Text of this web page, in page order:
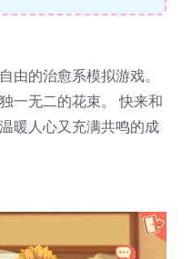
由的治愈系模拟游戏。
一无二的花束。 快来和
暖人心又充满共鸣的成